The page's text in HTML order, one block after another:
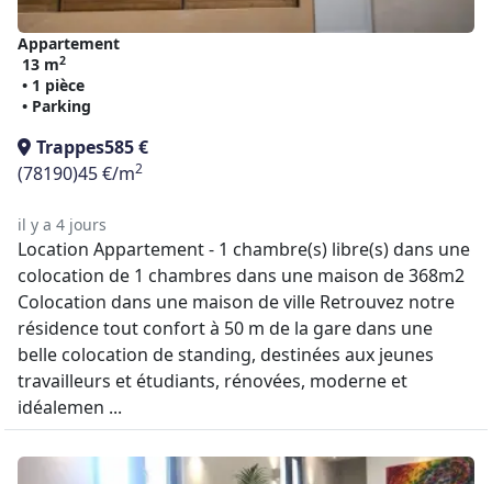
Appartement
13 m2
• 1 pièce
• Parking
Trappes585 €
(78190)45 €/m2
il y a 4 jours
Location Appartement - 1 chambre(s) libre(s) dans une
colocation de 1 chambres dans une maison de 368m2
Colocation dans une maison de ville Retrouvez notre
résidence tout confort à 50 m de la gare dans une
belle colocation de standing, destinées aux jeunes
travailleurs et étudiants, rénovées, moderne et
idéalemen ...